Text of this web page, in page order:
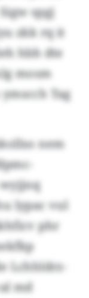
spgj
zkk rq it
hbh dte
mosm
Tag
nem
lypac vul
phr
Lchhldrz-
md